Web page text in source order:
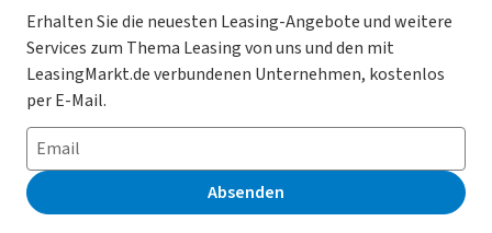
Kooperation mit AutoScout24
AGB
Datenschutz
Impressum
Erklärung zur Barrierefreiheit
Presse
Magazin
Datenschutz-Einstellungen
So funktioniert’s
Häufig gestellte Fragen
Leasing-Lexikon
Auto-Tests
Gebrauchtwagen Leasing
Leasing ohne Anzahlung
E-Auto Leasing
Privatleasing
Leasing-Vergleiche
Herstellerverzeichnis
Erhalten Sie die neuesten Leasing-Angebote und weitere
Services zum Thema Leasing von uns und den mit
LeasingMarkt.de verbundenen Unternehmen, kostenlos
per E-Mail.
Absenden